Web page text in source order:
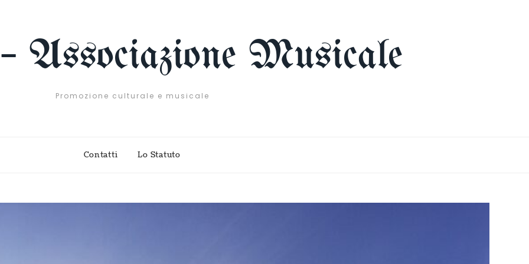
Associazione Musicale
Promozione culturale e musicale
Contatti Lo Statuto